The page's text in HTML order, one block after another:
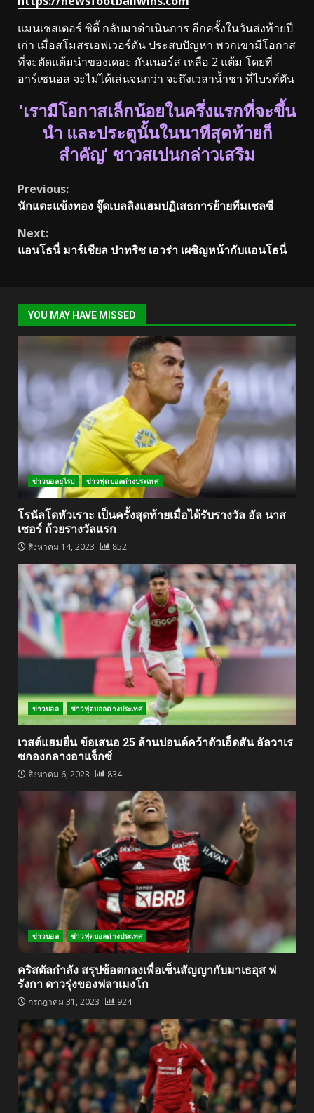
แมนเชสเตอร์ ซิตี้ กลับมาดำเนินการ อีกครั้งในวันส่งท้ายปี
เก่า เมื่อสโมสรเอฟเวอร์ตัน ประสบปัญหา พวกเขามีโอกาส
ที่จะตัดแต้มนำของเดอะ กันเนอร์ส เหลือ 2 แต้ม โดยที่
อาร์เซนอล จะไม่ได้เล่นจนกว่า จะถึงเวลาน้ำชา ที่ไบรท์ตัน
‘เรามีโอกาสเล็กน้อยในครึ่งแรกที่จะขึ้น
นำ และประตูนั้นในนาทีสุดท้ายก็
สำคัญ’ ชาวสเปนกล่าวเสริม
Continue
Previous:
นักแตะแข้งทอง จู๊ดเบลลิงแฮมปฏิเสธการย้ายทีมเชลซี
Next:
แอนโธนี่ มาร์เชียล ปาทริซ เอวร่า เผชิญหน้ากับแอนโธนี่
YOU MAY HAVE MISSED
ข่าวบอลยุโรป ข่าวฟุตบอลต่างประเทศ
โรนัลโดหัวเราะ เป็นครั้งสุดท้ายเมื่อได้รับรางวัล อัล นาส
เซอร์ ถ้วยรางวัลแรก
สิงหาคม 14, 2023 852
ข่าวบอล ข่าวฟุตบอลต่างประเทศ
เวสต์แฮมยื่น ข้อเสนอ 25 ล้านปอนด์คว้าตัวเอ็ดสัน อัลวาเร
ซกองกลางอาแจ็กซ์
สิงหาคม 6, 2023 834
ข่าวบอล ข่าวฟุตบอลต่างประเทศ
คริสตัลกำลัง สรุปข้อตกลงเพื่อเซ็นสัญญากับมาเธอุส ฟ
รังกา ดาวรุ่งของฟลาเมงโก
กรกฎาคม 31, 2023 924